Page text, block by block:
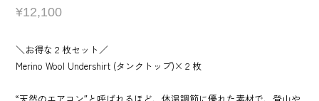
＼お得な２枚セット／